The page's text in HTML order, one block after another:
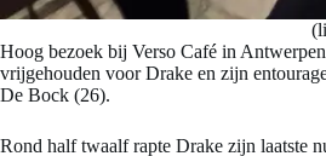
Hoog bezoek bij Verso Café in
vrijgehouden voor Drake en zijn
De Bock (26).
Rond half twaalf rapte Drake zijn laatste